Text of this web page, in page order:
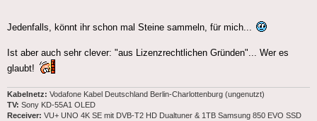
Jedenfalls, könnt ihr schon mal Steine sammeln, für mich...
Ist aber auch sehr clever: "aus Lizenzrechtlichen Gründen"... Wer es
glaubt!
Kabelnetz: Vodafone Kabel Deutschland Berlin-Charlottenburg (ungenutzt)
TV: Sony KD-55A1 OLED
Receiver: VU+ UNO 4K SE mit DVB-T2 HD Dualtuner & 1TB Samsung 850 EVO SSD